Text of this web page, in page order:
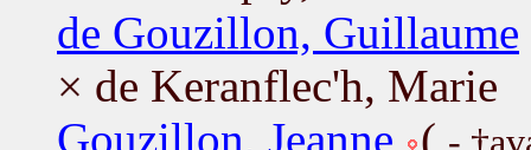
de Gouzillon, Guillaume
× de Keranflec'h, Marie
Gouzillon, Jeanne (